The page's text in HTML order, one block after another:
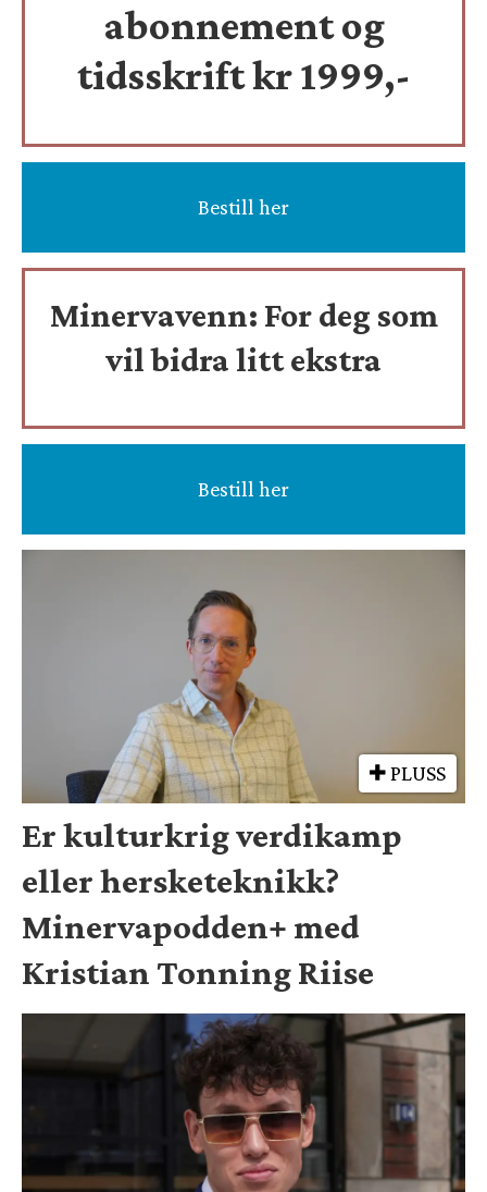
abonnement og
tidsskriftkr 1999,-
Bestill her
Minervavenn: For deg som
vil bidra litt ekstra
Bestill her
PLUSS
Er kulturkrig verdikamp
eller hersketeknikk?
Minervapodden+ med
Kristian Tonning Riise